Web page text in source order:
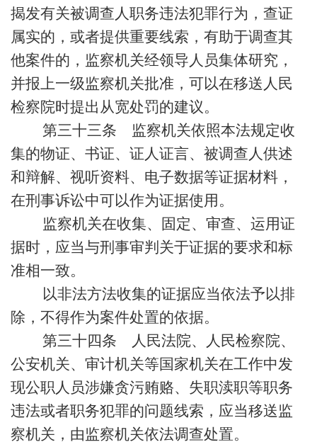
揭发有关被调查人职务违法犯罪行为，查证
属实的，或者提供重要线索，有助于调查其
他案件的，监察机关经领导人员集体研究，
并报上一级监察机关批准，可以在移送人民
检察院时提出从宽处罚的建议。
第三十三条 监察机关依照本法规定收
集的物证、书证、证人证言、被调查人供述
和辩解、视听资料、电子数据等证据材料，
在刑事诉讼中可以作为证据使用。
监察机关在收集、固定、审查、运用证
据时，应当与刑事审判关于证据的要求和标
准相一致。
以非法方法收集的证据应当依法予以排
除，不得作为案件处置的依据。
第三十四条 人民法院、人民检察院、
公安机关、审计机关等国家机关在工作中发
现公职人员涉嫌贪污贿赂、失职渎职等职务
违法或者职务犯罪的问题线索，应当移送监
察机关，由监察机关依法调查处置。